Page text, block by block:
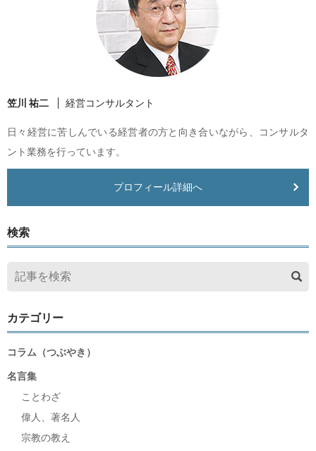
笠川 祐二 経営コンサルタント
日々経営に苦しんでいる経営者の方と向き合いながら、コンサルタ
ント業務を行っています。
プロフィール詳細へ
検索
カテゴリー
コラム（つぶやき）
名言集
ことわざ
偉人、著名人
宗教の教え